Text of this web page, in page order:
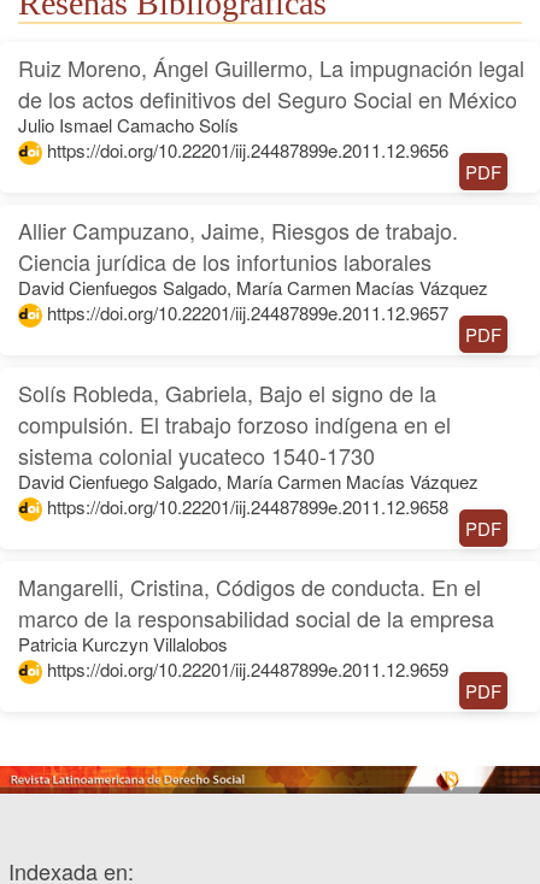
Ruiz Moreno, Ángel Guillermo, La impugnación legal
de los actos definitivos del Seguro Social en México
Julio Ismael Camacho Solís
https://doi.org/10.22201/iij.24487899e.2011.12.9656
PDF
Allier Campuzano, Jaime, Riesgos de trabajo.
Ciencia jurídica de los infortunios laborales
David Cienfuegos Salgado, María Carmen Macías Vázquez
https://doi.org/10.22201/iij.24487899e.2011.12.9657
PDF
Solís Robleda, Gabriela, Bajo el signo de la
compulsión. El trabajo forzoso indígena en el
sistema colonial yucateco 1540-1730
David Cienfuego Salgado, María Carmen Macías Vázquez
https://doi.org/10.22201/iij.24487899e.2011.12.9658
PDF
Mangarelli, Cristina, Códigos de conducta. En el
marco de la responsabilidad social de la empresa
Patricia Kurczyn Villalobos
https://doi.org/10.22201/iij.24487899e.2011.12.9659
PDF
Indexada en: